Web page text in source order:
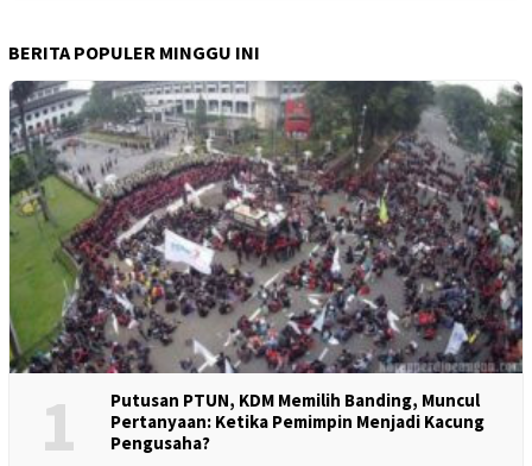
BERITA POPULER MINGGU INI
1
Putusan PTUN, KDM Memilih Banding, Muncul
Pertanyaan: Ketika Pemimpin Menjadi Kacung
Pengusaha?